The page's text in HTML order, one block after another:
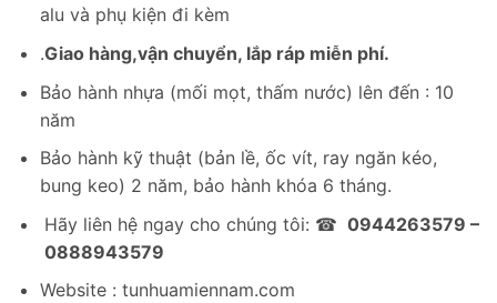
alu và phụ kiện đi kèm
.Giao hàng,vận chuyển, lắp ráp miễn phí.
Bảo hành nhựa (mối mọt, thấm nước) lên đến : 10
năm
Bảo hành kỹ thuật (bản lề, ốc vít, ray ngăn kéo,
bung keo) 2 năm, bảo hành khóa 6 tháng.
Hãy liên hệ ngay cho chúng tôi: ☎ 0944263579 –
0888943579
Website : tunhuamiennam.com